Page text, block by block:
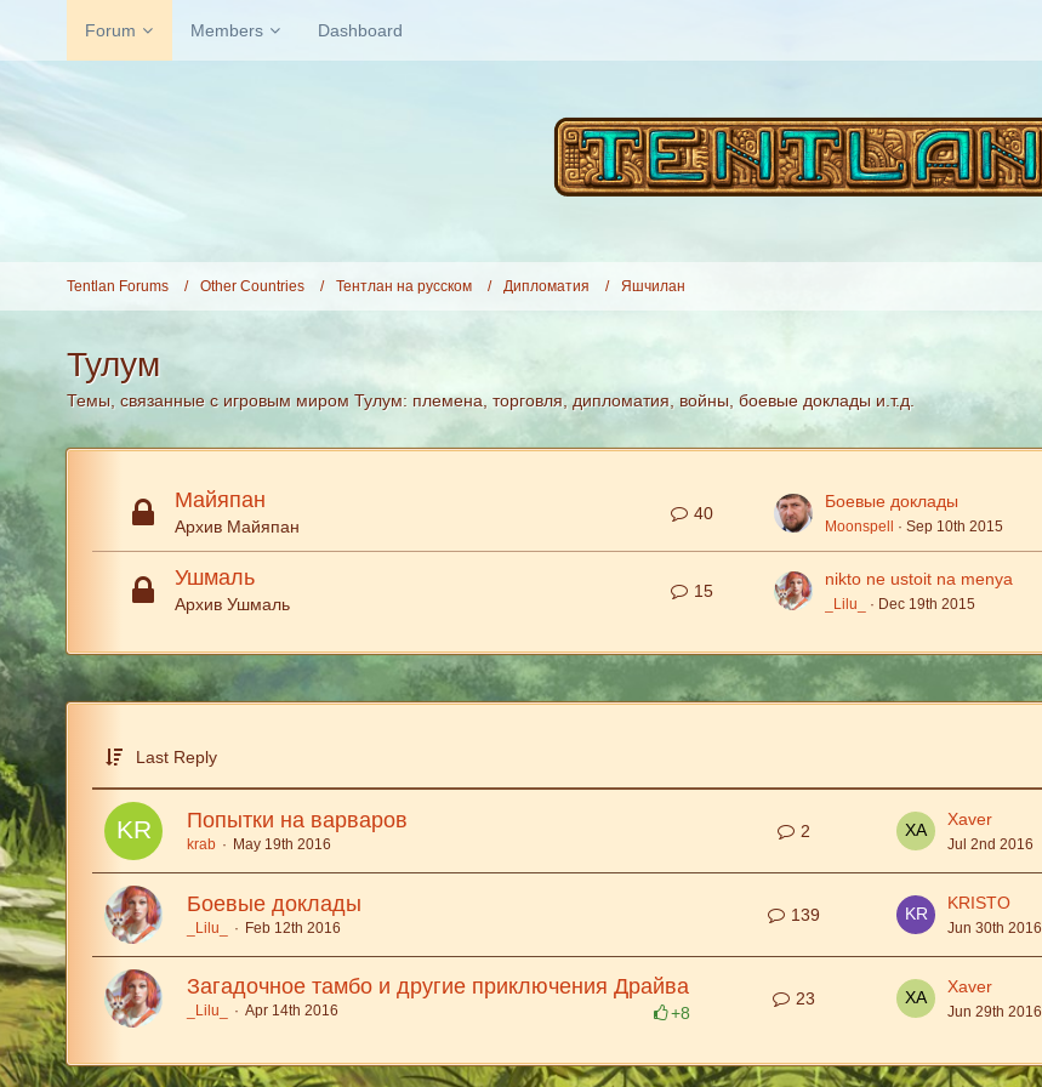
Forum Members Dashboard
Tentlan Forums Other Countries Тентлан на русском Дипломатия Яшчилан
Тулум
Темы, связанные с игровым миром Тулум: племена, торговля, дипломатия, войны, боевые доклады и.т.д.
Майяпан
Архив Майяпан
40
Боевые доклады
Moonspell Sep 10th 2015
Ушмаль
Архив Ушмаль
15
nikto ne ustoit na menya
_Lilu_ Dec 19th 2015
Last Reply
Попытки на варваров
krab May 19th 2016
2
Xaver
Jul 2nd 2016
Боевые доклады
_Lilu_ Feb 12th 2016
139
KRISTO
Jun 30th 2016
Загадочное тамбо и другие приключения Драйва
+8
_Lilu_ Apr 14th 2016
23
Xaver
Jun 29th 2016